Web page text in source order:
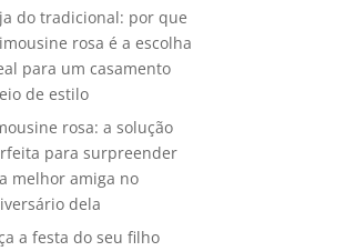
do tradicional: por que
rosa é a escolha
para um casamento
de estilo
rosa: a solução
para surpreender
melhor amiga no
dela
a festa do seu filho